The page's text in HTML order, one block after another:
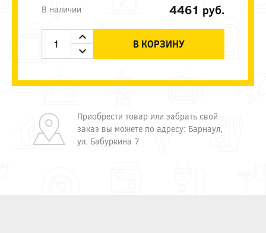
В наличии 4461 руб.
В КОРЗИНУ
Приобрести товар или забрать свой
заказ вы можете по адресу: Барнаул,
ул. Бабуркина 7